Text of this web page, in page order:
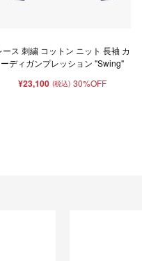
ース 刺繍 コットン ニット 長袖 カ
ーディガンプレッション "Swing"
¥23,100 (税込) 30%OFF